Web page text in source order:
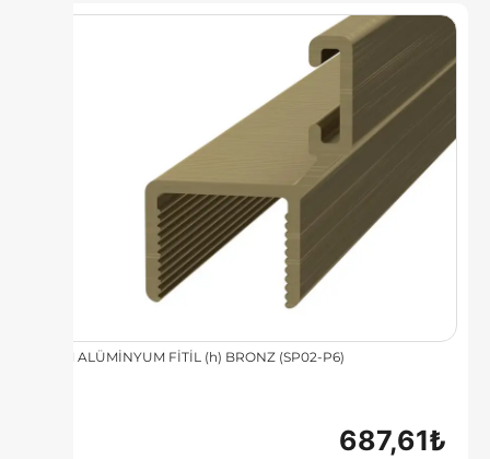
8 MM ALÜMİNYUM FİTİL (h) BRONZ (SP02-P6)
687,61₺